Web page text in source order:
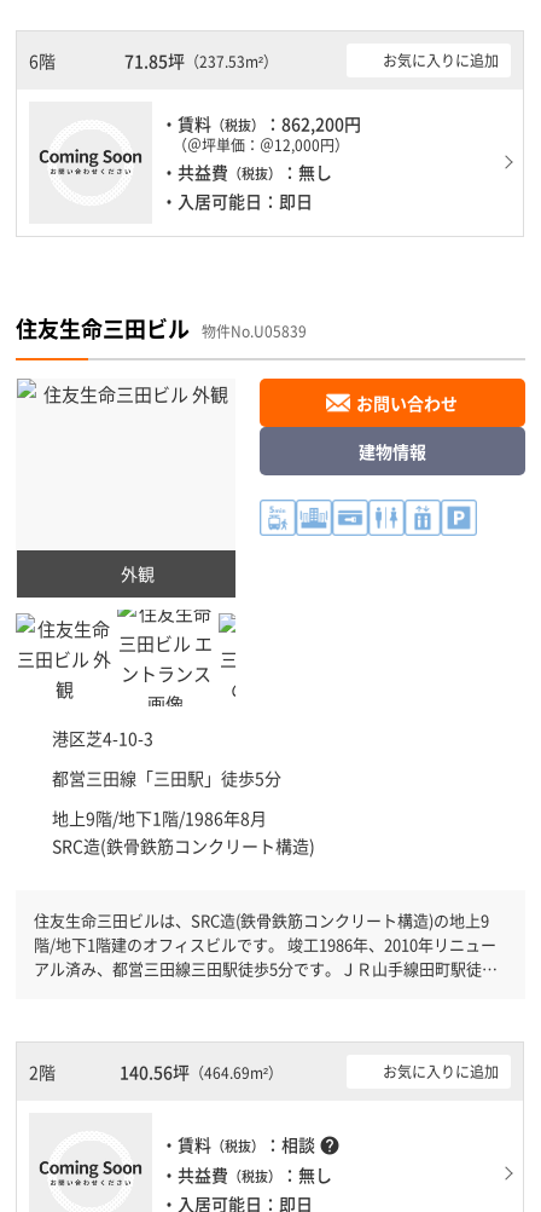
地震対策を検討されている方にオススメです。土日・祝日も利用可
能になりますので自由に出入りが出来ます。駐車場完備なので、車
の必要なお客様には必見です。１フロア１００坪以上ある大型ビル
6階 71.85坪 （237.53m²） お気に入りに追加
・賃料 （税抜） ：862,200円
（＠坪単価：＠12,000円）
・共益費 （税抜）
：無し
・入居可能日：即日
住友生命三田ビル 物件No.U05839
外観
港区芝4-10-3
都営三田線「三田駅 」徒歩5分
地上9階/地下1階/1986年8月
SRC造(鉄骨鉄筋コンクリート構造)
お問い合わせ
建物情報
住友生命三田ビルは、SRC造(鉄骨鉄筋コンクリート構造)の地上9
階/地下1階建のオフィスビルです。 竣工1986年、2010年リニュー
アル済み、都営三田線三田駅徒歩5分です。ＪＲ山手線田町駅徒歩6
で、地震対策を検討されている方にオススメです。駐車場完備なの
で、車の必要なお客様には必見です。１フロア１００坪以上ある大
2階 140.56坪 （464.69m²） お気に入りに追加
・賃料 （税抜） ：相談 help
・共益費 （税抜）
：無し
・入居可能日：即日